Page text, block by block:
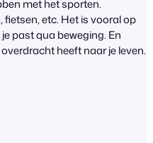
met het sporten.
fietsen, etc. Het is vooral op
past qua beweging. En
heeft naar je leven.